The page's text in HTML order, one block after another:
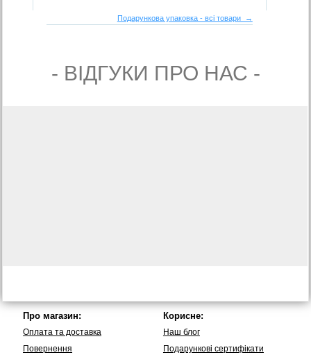
Подарункова упаковка - всі товари →
- ВIДГУКИ ПРО НАС -
Про магазин:
Оплата та доставка
Повернення
Корисне:
Наш блог
Подарункові сертифікати